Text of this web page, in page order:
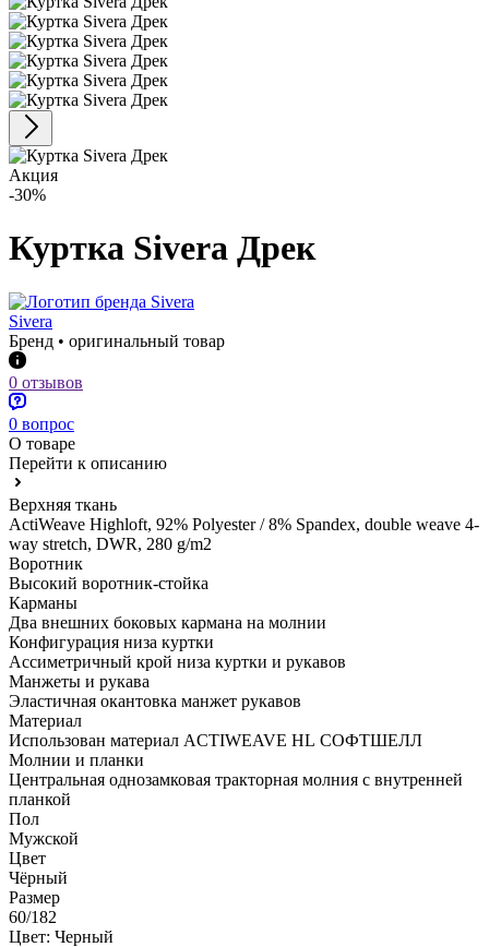
Акция
-30%
Куртка Sivera Дрек
Sivera
Бренд • оригинальный товар
0 отзывов
0 вопрос
О товаре
Перейти к описанию
Верхняя ткань
ActiWeave Highloft, 92% Polyester / 8% Spandex, double weave 4-
way stretch, DWR, 280 g/m2
Воротник
Высокий воротник-стойка
Карманы
Два внешних боковых кармана на молнии
Конфигурация низа куртки
Ассиметричный крой низа куртки и рукавов
Манжеты и рукава
Эластичная окантовка манжет рукавов
Материал
Использован материал ACTIWEAVE HL СОФТШЕЛЛ
Молнии и планки
Центральная однозамковая тракторная молния с внутренней
планкой
Пол
Мужской
Цвет
Чёрный
Размер
60/182
Цвет: Черный